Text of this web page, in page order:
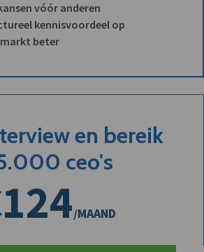
vóór anderen
kennisvoordeel op
beter
en bereik
ceo's
/MAAND